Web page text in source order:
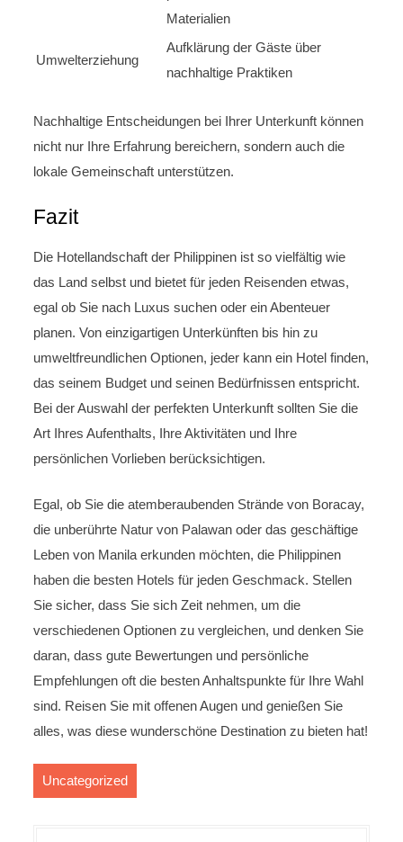
Materialien
Umwelterziehung
Aufklärung der Gäste über
nachhaltige Praktiken
Nachhaltige Entscheidungen bei Ihrer Unterkunft können
nicht nur Ihre Erfahrung bereichern, sondern auch die
lokale Gemeinschaft unterstützen.
Fazit
Die Hotellandschaft der Philippinen ist so vielfältig wie
das Land selbst und bietet für jeden Reisenden etwas,
egal ob Sie nach Luxus suchen oder ein Abenteuer
planen. Von einzigartigen Unterkünften bis hin zu
umweltfreundlichen Optionen, jeder kann ein Hotel finden,
das seinem Budget und seinen Bedürfnissen entspricht.
Bei der Auswahl der perfekten Unterkunft sollten Sie die
Art Ihres Aufenthalts, Ihre Aktivitäten und Ihre
persönlichen Vorlieben berücksichtigen.
Egal, ob Sie die atemberaubenden Strände von Boracay,
die unberührte Natur von Palawan oder das geschäftige
Leben von Manila erkunden möchten, die Philippinen
haben die besten Hotels für jeden Geschmack. Stellen
Sie sicher, dass Sie sich Zeit nehmen, um die
verschiedenen Optionen zu vergleichen, und denken Sie
daran, dass gute Bewertungen und persönliche
Empfehlungen oft die besten Anhaltspunkte für Ihre Wahl
sind. Reisen Sie mit offenen Augen und genießen Sie
alles, was diese wunderschöne Destination zu bieten hat!
Uncategorized